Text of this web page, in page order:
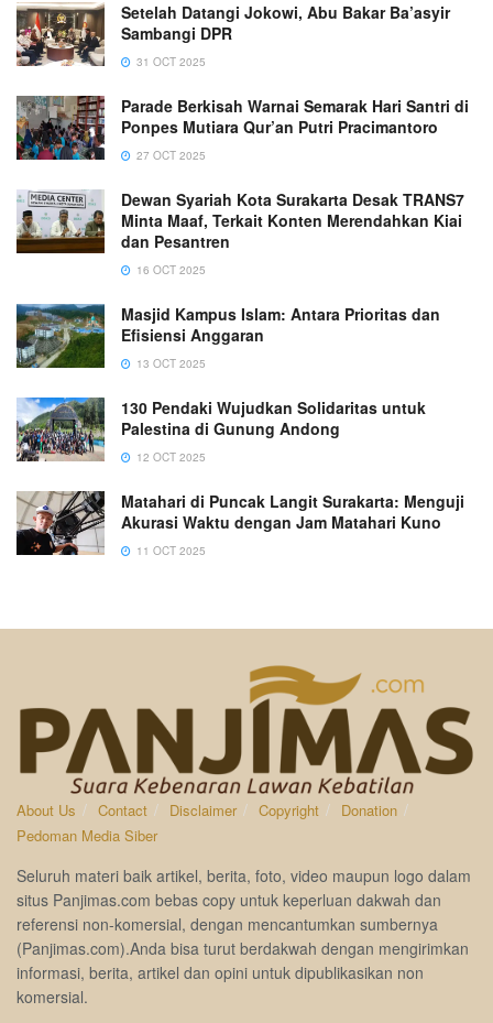
Setelah Datangi Jokowi, Abu Bakar Ba’asyir
Sambangi DPR
31 OCT 2025
Parade Berkisah Warnai Semarak Hari Santri di
Ponpes Mutiara Qur’an Putri Pracimantoro
27 OCT 2025
Dewan Syariah Kota Surakarta Desak TRANS7
Minta Maaf, Terkait Konten Merendahkan Kiai
dan Pesantren
16 OCT 2025
Masjid Kampus Islam: Antara Prioritas dan
Efisiensi Anggaran
13 OCT 2025
130 Pendaki Wujudkan Solidaritas untuk
Palestina di Gunung Andong
12 OCT 2025
Matahari di Puncak Langit Surakarta: Menguji
Akurasi Waktu dengan Jam Matahari Kuno
11 OCT 2025
About Us Contact Disclaimer Copyright
Donation
Pedoman Media Siber
Seluruh materi baik artikel, berita, foto, video maupun logo dalam
situs Panjimas.com bebas copy untuk keperluan dakwah dan
referensi non-komersial, dengan mencantumkan sumbernya
(Panjimas.com).Anda bisa turut berdakwah dengan mengirimkan
informasi, berita, artikel dan opini untuk dipublikasikan non
komersial.